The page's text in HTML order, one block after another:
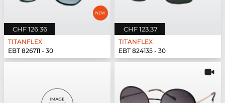
CHF 126.36
TITANFLEX
EBT 826711 - 30
CHF 123.37
TITANFLEX
EBT 824135 - 30